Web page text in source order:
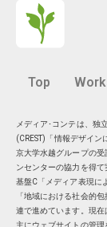
Top
メディア･コンテは、独
(CREST)「情報デザイ
京大学水越グループの
ンセンターの協力を得
基盤C「メディア表現に
「地域における社会的
連で進めています。現在
主にウェブサイトの管理